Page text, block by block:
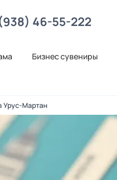
46-55-222
Бизнес сувениры
Урус-Мартан